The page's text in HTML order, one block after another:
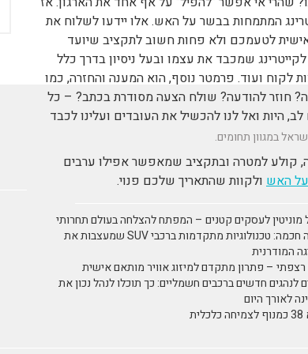
המתמחות בבשר על האש. אלו יידעו לשלוח את
לטעמכם ולא פחות חשוב לתקציב שיועד
שמכבד את עצמו ובעל ניסיון בדרך כלל
לקוח ועוד. פרמטר נוסף, הוא המענה והחזרה, כמו
חוזר להודעה? שולח הצעה מסודרת בכתב? – כל
היות ואל לנו להכשיל את העובדים ועלינו לכבד
קולע למטרה ובתקציב שמאפשר אפילו ערבים
על האש ולקוות שהתאריך שלכם פנוי.
מוניטין לעסקים קטנים – המפתח להצלחה בעולם תחרותי
נהיגה חכמה: טכנולוגיות מתקדמות ברכבי SUV שמעצבות את
המודרנית
רצפתי – פתרון מתקדם למיזוג אוויר מותאם אישית
לנהגים חדשים ברכבים חשמליים: כך תוכלו לנהל נכון את
לאורך היום